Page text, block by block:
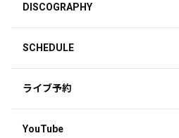
DISCOGRAPHY
SCHEDULE
ライブ予約
YouTube